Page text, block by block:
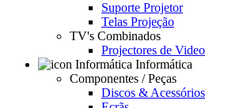
Suporte Projetor
Telas Projeção
TV's Combinados
Projectores de Video
Informática
Componentes / Peças
Discos & Acessórios